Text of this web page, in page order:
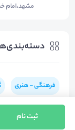
مشهد،امام خمینی ۲۴ نبش کوچه
فرهنگی - هنری
ثبت نام